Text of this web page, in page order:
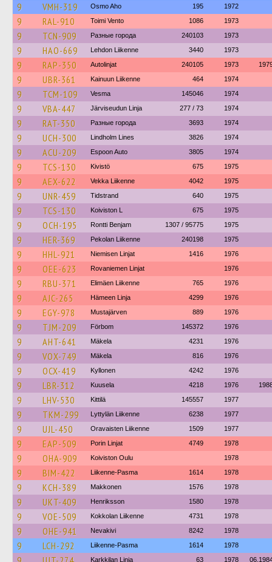
9 VMH-319 Osmo Aho 195 1972
9 RAL-910 Toimi Vento 1086 1973
9 TCN-909 Разные города 240103 1973
9 HAO-669 Lehdon Liikenne 3440 1973
9 RAP-350 Autolinjat 240105 1973
9 UBR-361 Kainuun Liikenne 464 1974
9 TCM-109 Vesma 145046 1974
9 VBA-447 Järviseudun Linja 277 / 73 1974
9 RAT-350 Разные города 3693 1974
9 UCH-300 Lindholm Lines 3826 1974
9 ACU-209 Espoon Auto 3805 1974
9 TCS-130 Kivistö 675 1975
9 AEX-622 Vekka Liikenne 4042 1975
9 UNR-459 Tidstrand 640 1975
9 TCS-130 Koiviston L 675 1975
9 OCH-195 Rontti Benjam 1307 / 95775 1975
9 HER-369 Pekolan Liikenne 240198 1975
9 HHL-921 Niemisen Linjat 1416 1976
9 OEE-623 Rovaniemen Linjat 1976
9 RBU-371 Elimäen Liikenne 765 1976
9 AJC-265 Hämeen Linja 4299 1976
9 EGY-978 Mustajärven 889 1976
9 TJM-209 Förbom 145372 1976
9 AHT-641 Mäkela 4231 1976
9 VOX-749 Mäkela 816 1976
9 OCX-419 Kyllonen 4242 1976
9 LBR-312 Kuusela 4218 1976
9 LHV-530 Kittilä 145557 1977
9 TKM-299 Lyttylän Liikenne 6238 1977
9 UJL-450 Oravaisten Liikenne 1509 1977
9 EAP-509 Porin Linjat 4749 1978
9 OHA-909 Koiviston Oulu 1978
9 BIM-422 Liikenne-Pasma 1614 1978
9 KCH-389 Makkonen 1576 1978
9 UKT-409 Henriksson 1580 1978
9 VOE-509 Kokkolan Liikenne 4731 1978
9 OHE-941 Nevakivi 8242 1978
9 LCH-292 Liikenne-Pasma 1614 1978
Karkkilan Linja 63 1978